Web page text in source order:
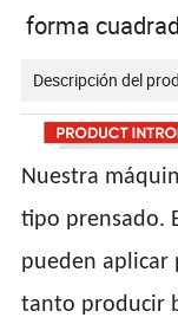
forma
Descripción del
Nuestra
tipo prensado.
pueden aplicar
tanto producir